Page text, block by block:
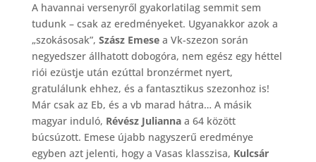
A havannai versenyről gyakorlatilag semmit sem
tudunk – csak az eredményeket. Ugyanakkor azok a
„szokásosak”, Szász Emesea Vk-szezon során
negyedszer állhatott dobogóra, nem egész egy héttel
riói ezüstje után ezúttal bronzérmet nyert,
gratulálunk ehhez, és a fantasztikus szezonhoz is!
Már csak az Eb, és a vb marad hátra… A másik
magyar induló, Révész Julianna a 64 között
búcsúzott. Emese újabb nagyszerű eredménye
egyben azt jelenti, hogy a Vasas klasszisa, Kulcsár